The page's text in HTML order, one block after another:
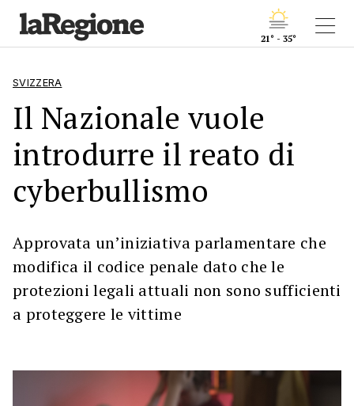
21° - 35°
SVIZZERA
Il Nazionale vuole
introdurre il reato di
cyberbullismo
Approvata un’iniziativa parlamentare che
modifica il codice penale dato che le
protezioni legali attuali non sono sufficienti
a proteggere le vittime